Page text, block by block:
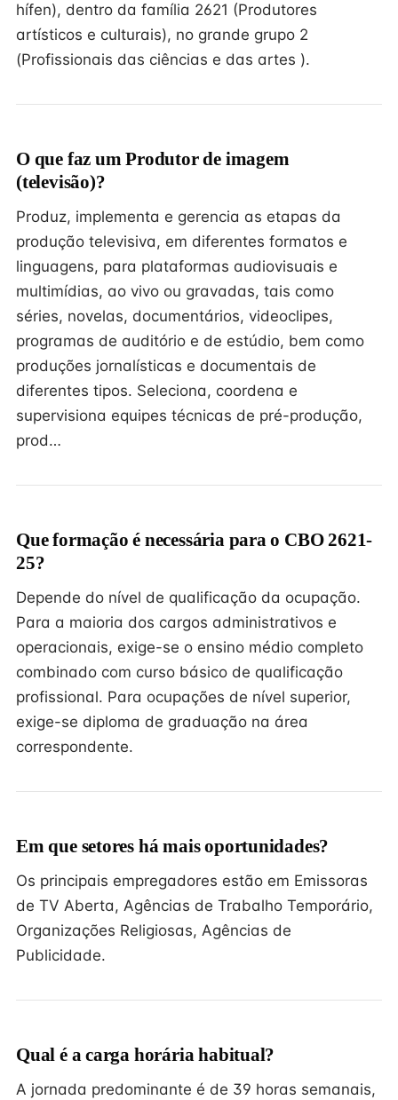
hífen), dentro da família 2621 (Produtores
artísticos e culturais), no grande grupo 2
(Profissionais das ciências e das artes ).
O que faz um Produtor de imagem
(televisão)?
Produz, implementa e gerencia as etapas da
produção televisiva, em diferentes formatos e
linguagens, para plataformas audiovisuais e
multimídias, ao vivo ou gravadas, tais como
séries, novelas, documentários, videoclipes,
programas de auditório e de estúdio, bem como
produções jornalísticas e documentais de
diferentes tipos. Seleciona, coordena e
supervisiona equipes técnicas de pré-produção,
prod…
Que formação é necessária para o CBO 2621-
25?
Depende do nível de qualificação da ocupação.
Para a maioria dos cargos administrativos e
operacionais, exige-se o ensino médio completo
combinado com curso básico de qualificação
profissional. Para ocupações de nível superior,
exige-se diploma de graduação na área
correspondente.
Em que setores há mais oportunidades?
Os principais empregadores estão em Emissoras
de TV Aberta, Agências de Trabalho Temporário,
Organizações Religiosas, Agências de
Publicidade.
Qual é a carga horária habitual?
A jornada predominante é de 39 horas semanais,